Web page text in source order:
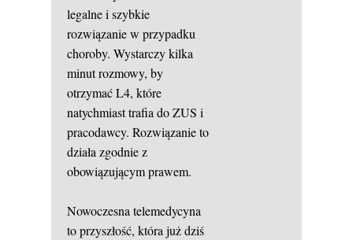
legalne i szybkie
rozwiązanie w przypadku
choroby. Wystarczy kilka
minut rozmowy, by
otrzymać L4, które
natychmiast trafia do ZUS i
pracodawcy. Rozwiązanie to
działa zgodnie z
obowiązującym prawem.
Nowoczesna telemedycyna
to przyszłość, która już dziś